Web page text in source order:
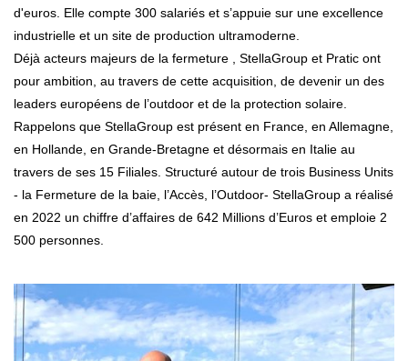
d'euros. Elle compte 300 salariés et s’appuie sur une excellence
industrielle et un site de production ultramoderne.
Déjà acteurs majeurs de la fermeture , StellaGroup et Pratic ont
pour ambition, au travers de cette acquisition, de devenir un des
leaders européens de l’outdoor et de la protection solaire.
Rappelons que StellaGroup est présent en France, en Allemagne,
en Hollande, en Grande-Bretagne et désormais en Italie au
travers de ses 15 Filiales. Structuré autour de trois Business Units
- la Fermeture de la baie, l’Accès, l’Outdoor- StellaGroup a réalisé
en 2022 un chiffre d’affaires de 642 Millions d’Euros et emploie 2
500 personnes.